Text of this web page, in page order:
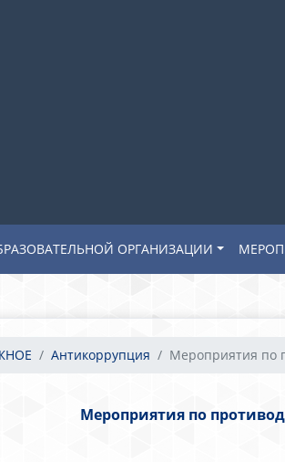
ОРГАНИЗАЦИИ
Антикоррупция Мероприятия по
Мероприятия по